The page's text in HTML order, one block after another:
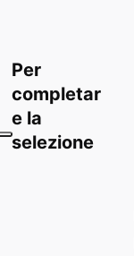
Per
completar
e la
selezione